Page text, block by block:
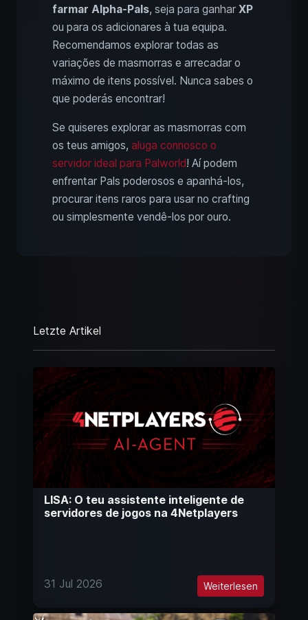
farmar Alpha-Pals, seja para ganhar XP
ou para os adicionares à tua equipa.
Recomendamos explorar todas as
variações de masmorras e arrecadar o
máximo de itens possível. Nunca sabes o
que poderás encontrar!
Se quiseres explorar as masmorras com
os teus amigos, aluga connosco o
servidor ideal para Palworld! Aí podem
enfrentar Pals poderosos e apanhá-los,
procurar itens raros para usar no crafting
ou simplesmente vendê-los por ouro.
Letzte Artikel
LISA: O teu assistente inteligente de
servidores de jogos na 4Netplayers
31 Jul 2026 Weiterlesen